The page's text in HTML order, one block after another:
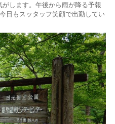
します。午後から雨が降る予報
日もスッタッフ笑顔で出勤してい